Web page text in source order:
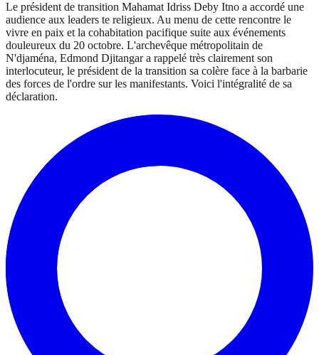
Le président de transition Mahamat Idriss Deby Itno a accordé une
audience aux leaders te religieux. Au menu de cette rencontre le
vivre en paix et la cohabitation pacifique suite aux événements
douleureux du 20 octobre. L'archevêque métropolitain de
N'djaména, Edmond Djitangar a rappelé très clairement son
interlocuteur, le président de la transition sa colère face à la barbarie
des forces de l'ordre sur les manifestants. Voici l'intégralité de sa
déclaration.